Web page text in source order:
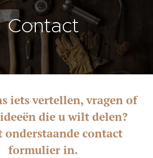
Contact
iets vertellen, vragen of
die u wilt delen?
onderstaande contact
formulier in.